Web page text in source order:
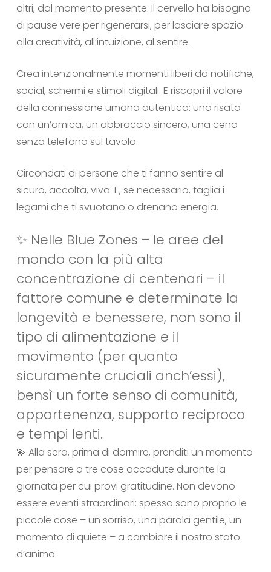
altri, dal momento presente. Il cervello ha bisogno
di pause vere per rigenerarsi, per lasciare spazio
alla creatività, all’intuizione, al sentire.
Crea intenzionalmente momenti liberi da notifiche,
social, schermi e stimoli digitali. E riscopri il valore
della connessione umana autentica: una risata
con un’amica, un abbraccio sincero, una cena
senza telefono sul tavolo.
Circondati di persone che ti fanno sentire al
sicuro, accolta, viva. E, se necessario, taglia i
legami che ti svuotano o drenano energia.
✨ Nelle Blue Zones – le aree del
mondo con la più alta
concentrazione di centenari – il
fattore comune e determinate la
longevità e benessere, non sono il
tipo di alimentazione e il
movimento (per quanto
sicuramente cruciali anch’essi),
bensì un forte senso di comunità,
appartenenza, supporto reciproco
e tempi lenti.
💫 Alla sera, prima di dormire, prenditi un momento
per pensare a tre cose accadute durante la
giornata per cui provi gratitudine. Non devono
essere eventi straordinari: spesso sono proprio le
piccole cose – un sorriso, una parola gentile, un
momento di quiete – a cambiare il nostro stato
d’animo.